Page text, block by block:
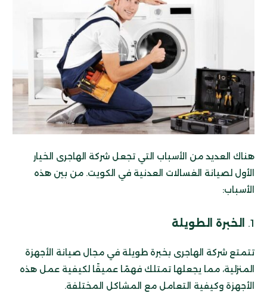
هناك العديد من الأسباب التي تجعل شركة الهاجرى الخيار
الأول لصيانة الغسالات العدنية في الكويت. من بين هذه
الأسباب:
1. الخبرة الطويلة
تتمتع شركة الهاجرى بخبرة طويلة في مجال صيانة الأجهزة
المنزلية، مما يجعلها تمتلك فهمًا عميقًا لكيفية عمل هذه
الأجهزة وكيفية التعامل مع المشاكل المختلفة.